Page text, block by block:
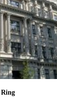
Ring